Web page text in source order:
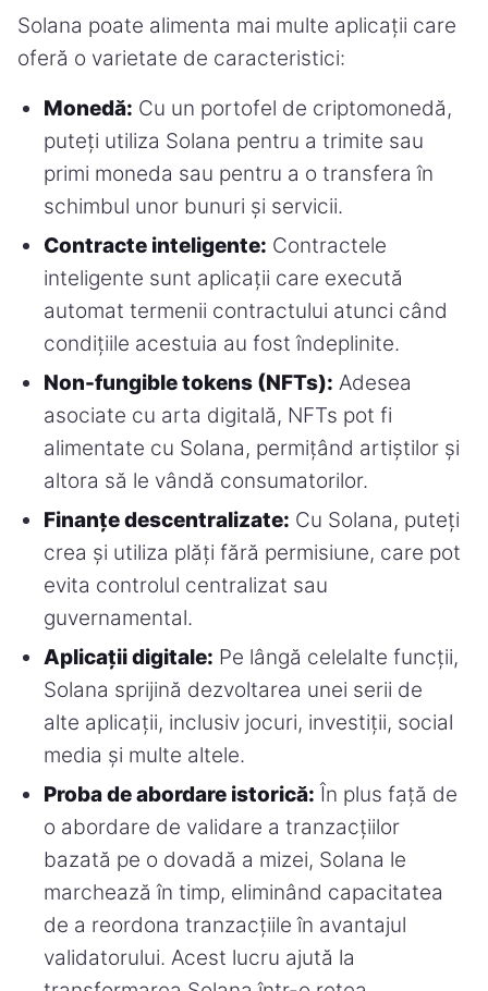
Solana poate alimenta mai multe aplicații care
oferă o varietate de caracteristici:
Monedă: Cu un portofel de criptomonedă,
puteți utiliza Solana pentru a trimite sau
primi moneda sau pentru a o transfera în
schimbul unor bunuri și servicii.
Contracte inteligente: Contractele
inteligente sunt aplicații care execută
automat termenii contractului atunci când
condițiile acestuia au fost îndeplinite.
Non-fungible tokens (NFTs): Adesea
asociate cu arta digitală, NFTs pot fi
alimentate cu Solana, permițând artiștilor și
altora să le vândă consumatorilor.
Finanțe descentralizate: Cu Solana, puteți
crea și utiliza plăți fără permisiune, care pot
evita controlul centralizat sau
guvernamental.
Aplicații digitale: Pe lângă celelalte funcții,
Solana sprijină dezvoltarea unei serii de
alte aplicații, inclusiv jocuri, investiții, social
media și multe altele.
Proba de abordare istorică: În plus față de
o abordare de validare a tranzacțiilor
bazată pe o dovadă a mizei, Solana le
marchează în timp, eliminând capacitatea
de a reordona tranzacțiile în avantajul
validatorului. Acest lucru ajută la